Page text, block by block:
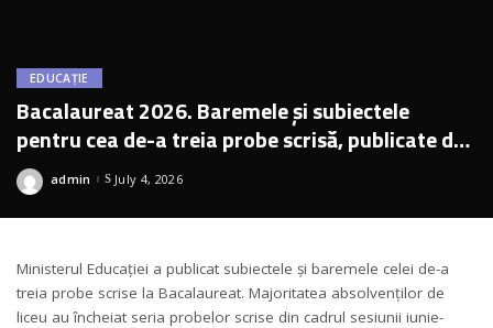
EDUCAȚIE
Bacalaureat 2026. Baremele și subiectele
pentru cea de-a treia probe scrisă, publicate de
Ministerul Educației
Posted
admin July 4, 2026
Ministerul Educației a publicat subiectele și baremele celei de-a
treia probe scrise la Bacalaureat. Majoritatea absolvenților de
liceu au încheiat seria probelor scrise din cadrul sesiunii iunie-